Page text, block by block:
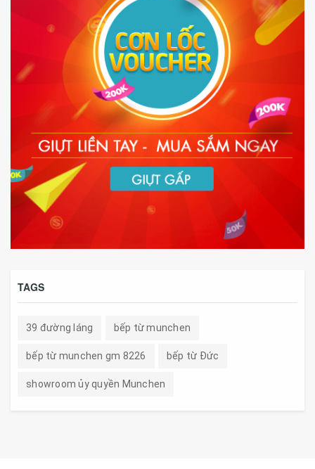
TAGS
39 đường láng bếp từ munchen
bếp từ munchen gm 8226 bếp từ Đức
showroom ủy quyền Munchen